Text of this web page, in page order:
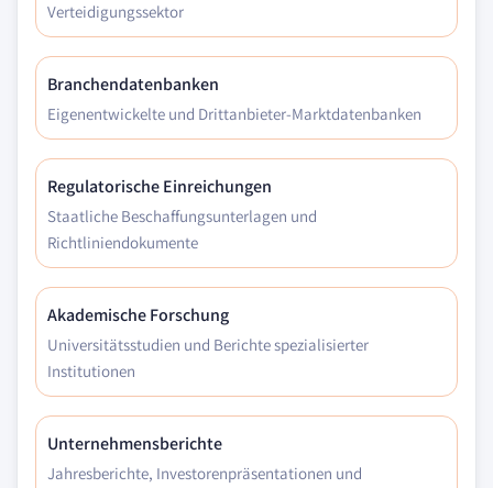
Verteidigungssektor
Branchendatenbanken
Eigenentwickelte und Drittanbieter-Marktdatenbanken
Regulatorische Einreichungen
Staatliche Beschaffungsunterlagen und
Richtliniendokumente
Akademische Forschung
Universitätsstudien und Berichte spezialisierter
Institutionen
Unternehmensberichte
Jahresberichte, Investorenpräsentationen und